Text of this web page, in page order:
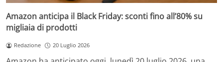
Amazon anticipa il Black Friday: sconti fino all’80% su
migliaia di prodotti
Redazione 20 Luglio 2026